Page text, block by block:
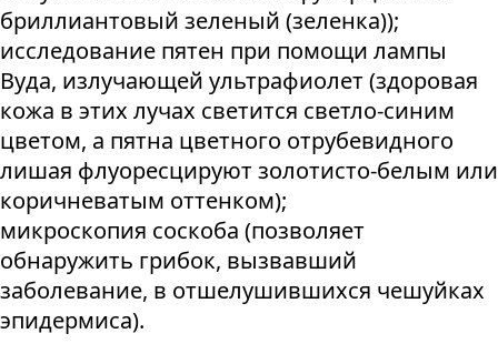
бриллиантовый зеленый (зеленка));
исследование пятен при помощи лампы
Вуда, излучающей ультрафиолет (здоровая
кожа в этих лучах светится светло-синим
цветом, а пятна цветного отрубевидного
лишая флуоресцируют золотисто-белым или
коричневатым оттенком);
микроскопия соскоба (позволяет
обнаружить грибок, вызвавший
заболевание, в отшелушившихся чешуйках
эпидермиса).